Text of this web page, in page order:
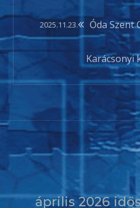
navigáció
Óda Szent
2025.11.23.
Karácsonyi
április 2026